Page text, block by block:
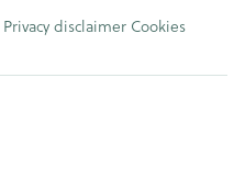
Privacy disclaimer Cookies